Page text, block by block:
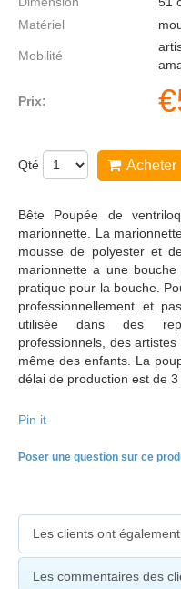
Matériel
Mobilité
Prix: €
Qté Acheter
Bête Poupée de
marionnette. La
mousse de polyester et
marionnette a une
pratique pour la bouche.
professionnellement et
utilisée dans des
professionnels, des
même des enfants. La
délai de production est de 3
Pin it
Poser une question sur ce
Les clients ont
Les commentaires des